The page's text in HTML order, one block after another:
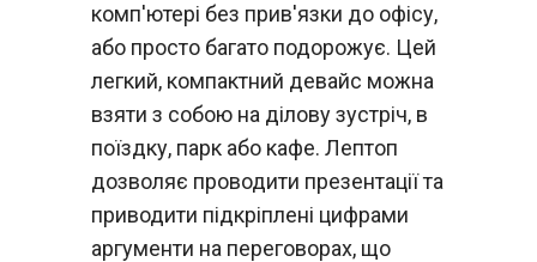
комп'ютері без прив'язки до офісу,
або просто багато подорожує. Цей
легкий, компактний девайс можна
взяти з собою на ділову зустріч, в
поїздку, парк або кафе. Лептоп
дозволяє проводити презентації та
приводити підкріплені цифрами
аргументи на переговорах, що